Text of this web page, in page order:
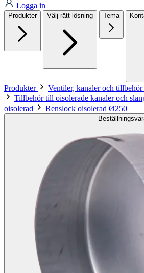
Logga in
Produkter Välj rätt lösning Tema
Produkter Ventiler, kanaler och tillbehör
Tillbehör till oisolerade kanaler och
oisolerad
Renslock oisolerad Ø250